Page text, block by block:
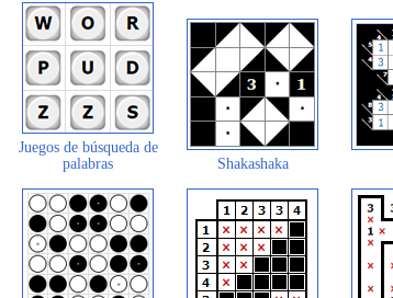
Juegos de búsqueda de
palabras
Shakashaka